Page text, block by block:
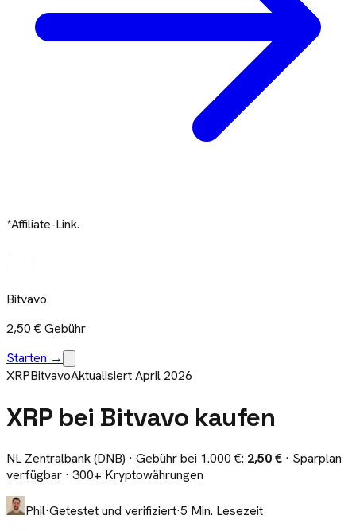
*Affiliate-Link.
Bitvavo
2,50 €Gebühr
Starten →
XRPBitvavoAktualisiert April 2026
XRP bei Bitvavo kaufen
NL Zentralbank (DNB) · Gebühr bei 1.000 €: 2,50 € · Sparplan
verfügbar · 300+ Kryptowährungen
Phil·Getestet und verifiziert·5 Min. Lesezeit